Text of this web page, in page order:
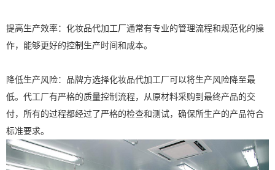
提高生产效率：化妆品代加工厂通常有专业的管理流程和规范化的操
作，能够更好的控制生产时间和成本。
降低生产风险：品牌方选择化妆品代加工厂可以将生产风险降至最
低。代工厂有严格的质量控制流程，从原材料采购到最终产品的交
付，所有的过程都经过了严格的检查和测试，确保所生产的产品符合
标准要求。